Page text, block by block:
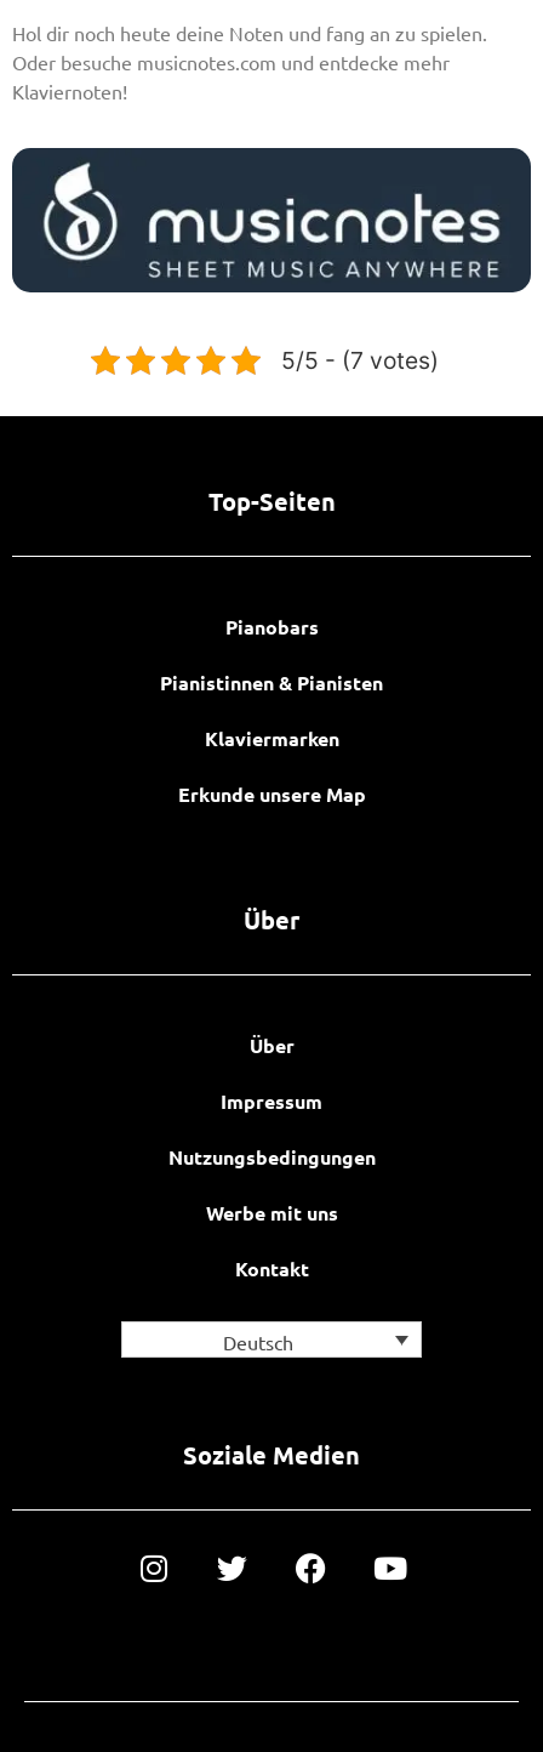
Hol dir noch heute deine Noten und fang an zu spielen.
Oder besuche musicnotes.com und entdecke mehr
Klaviernoten!
5/5 - (7 votes)
Top-Seiten
Pianobars
Pianistinnen & Pianisten
Klaviermarken
Erkunde unsere Map
Über
Über
Impressum
Nutzungsbedingungen
Werbe mit uns
Kontakt
Deutsch
Soziale Medien